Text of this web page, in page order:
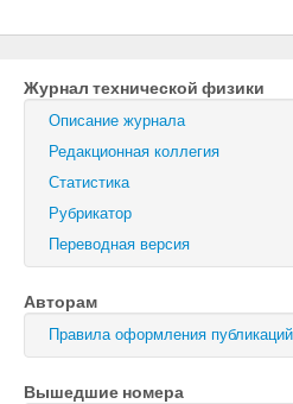
Журнал технической физики
Письма в Журнал
Физика твердого тела
Поиск
Журнал технической физики
Описание журнала
Редакционная коллегия
Статистика
Рубрикатор
Переводная версия
Авторам
Правила оформления публикаций
Вышедшие номера